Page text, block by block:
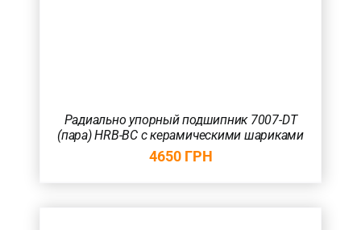
Радиально упорный подшипник 7007-DT
(пара) HRB-BC с керамическими шариками
4650 ГРН